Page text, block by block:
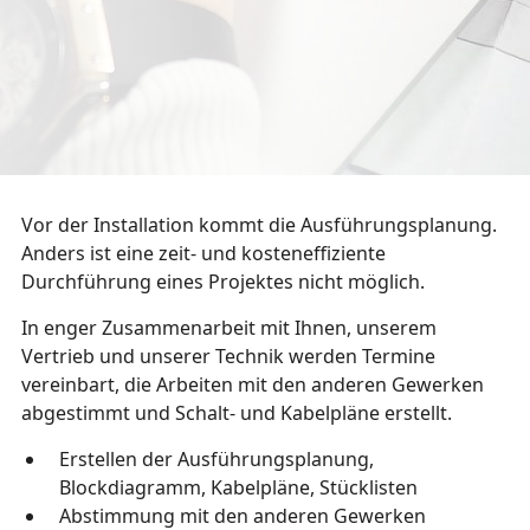
Vor der Installation kommt die Ausführungsplanung.
Anders ist eine zeit- und kosteneffiziente
Durchführung eines Projektes nicht möglich.
In enger Zusammenarbeit mit Ihnen, unserem
Vertrieb und unserer Technik werden Termine
vereinbart, die Arbeiten mit den anderen Gewerken
abgestimmt und Schalt- und Kabelpläne erstellt.
Erstellen der Ausführungsplanung,
Blockdiagramm, Kabelpläne, Stücklisten
Abstimmung mit den anderen Gewerken